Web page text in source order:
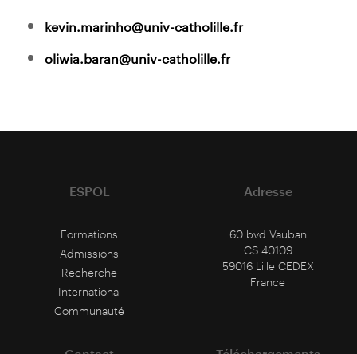
kevin.marinho@univ-catholille.fr
oliwia.baran@univ-catholille.fr
ESPOL
Formations
Admissions
Recherche
International
Communauté
Adresse
60 bvd Vauban
CS 40109
59016 Lille CEDEX
France